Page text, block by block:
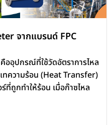
จากแบรนด์ FPC
อุปกรณ์ที่ใช้วัดอัตราการไหล
ทความร้อน (Heat Transfer)
ที่ถูกทำให้ร้อน เมื่อก๊าซไหล